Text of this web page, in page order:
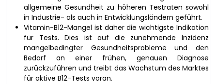
allgemeine Gesundheit zu höheren Testraten sowohl
in Industrie- als auch in Entwicklungsländern geführt.
Vitamin-B12-Mangel ist daher die wichtigste Indikation
für Tests. Dies ist auf die zunehmende Inzidenz
mangelbedingter Gesundheitsprobleme und den
Bedarf an einer frühen, genauen Diagnose
zurückzuführen und treibt das Wachstum des Marktes
für aktive B12-Tests voran.